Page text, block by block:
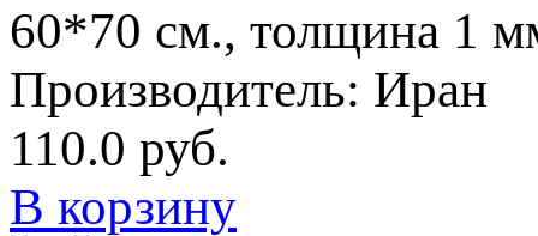
60*70 см., толщина 1
Производитель: Иран
110.0 руб.
В корзину